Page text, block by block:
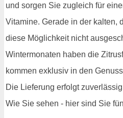
und sorgen Sie zugleich für
Vitamine. Gerade in der kalten,
diese Möglichkeit nicht
Wintermonaten haben die
kommen exklusiv in den
Die Lieferung erfolgt
Wie Sie sehen - hier sind Sie